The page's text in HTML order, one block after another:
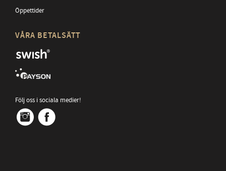
Öppettider
VÅRA BETALSÄTT
Följ oss i sociala medier!